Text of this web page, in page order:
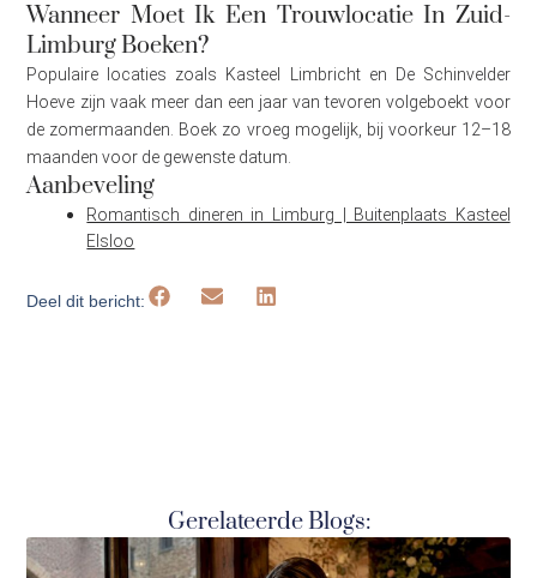
Wanneer Moet Ik Een Trouwlocatie In Zuid-
Limburg Boeken?
Populaire locaties zoals Kasteel Limbricht en De Schinvelder
Hoeve zijn vaak meer dan een jaar van tevoren volgeboekt voor
de zomermaanden. Boek zo vroeg mogelijk, bij voorkeur 12–18
maanden voor de gewenste datum.
Aanbeveling
Romantisch dineren in Limburg | Buitenplaats Kasteel
Elsloo
Deel dit bericht:
Gerelateerde Blogs: